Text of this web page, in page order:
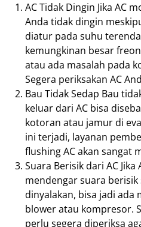
AC Tidak Dingin Jika AC
Anda tidak dingin
diatur pada suhu
kemungkinan besar
atau ada masalah pada
Segera periksakan AC
Bau Tidak Sedap Bau
keluar dari AC bisa
kotoran atau jamur di
ini terjadi, layanan
flushing AC akan sangat
Suara Berisik dari AC Jika
mendengar suara berisik
dinyalakan, bisa jadi ada
blower atau kompresor.
perlu segera diperiksa